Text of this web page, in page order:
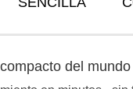
del